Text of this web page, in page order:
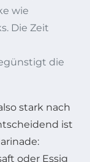
wie
Die Zeit
die
stark nach
ist
oder Essig